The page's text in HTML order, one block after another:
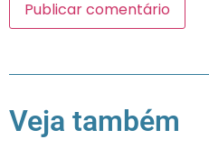
Veja também